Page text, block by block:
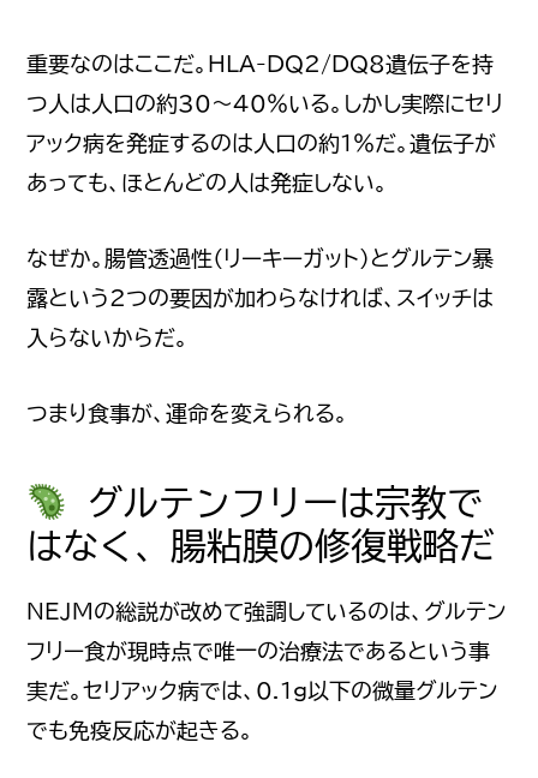
重要なのはここだ。HLA-DQ2/DQ8遺伝子を持
つ人は人口の約30〜40%いる。しかし実際にセリ
アック病を発症するのは人口の約1%だ。遺伝子が
あっても、ほとんどの人は発症しない。
なぜか。腸管透過性（リーキーガット）とグルテン暴
露という2つの要因が加わらなければ、スイッチは
入らないからだ。
つまり食事が、運命を変えられる。
グルテンフリーは宗教で
はなく、腸粘膜の修復戦略だ
NEJMの総説が改めて強調しているのは、グルテン
フリー食が現時点で唯一の治療法であるという事
実だ。セリアック病では、0.1g以下の微量グルテン
でも免疫反応が起きる。